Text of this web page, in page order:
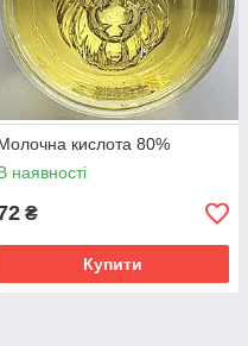
кислота 80%
наявності
₴
Купити